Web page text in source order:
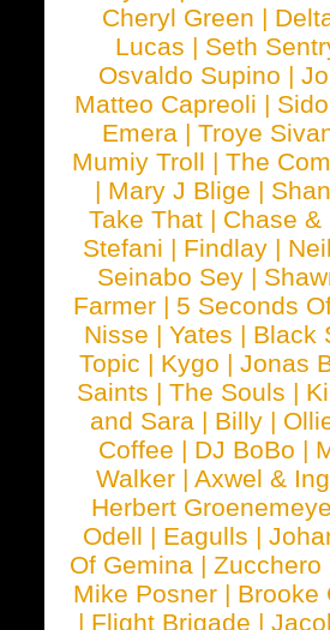
Cheryl Green |
Lucas | Seth
Osvaldo Supino |
Matteo Capreoli | Sido
Emera | Troye
Mumiy Troll |The
| Mary J Blige |
Take That | Chase &
Stefani | Findlay |
Seinabo Sey |
Farmer | 5 Seconds
Nisse | Yates | Black
Topic | Kygo | Jonas
Saints | The Souls |
and Sara | Billy |
Coffee | DJ BoBo |
Walker | Axwel &
Herbert
Odell | Eagulls |
Of Gemina |Zucchero
Mike Posner | Brooke
| Flight Brigade |